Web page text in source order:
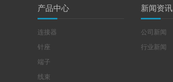
产品中心
连接器
针座
端子
线束
新闻资讯
公司新闻
行业新闻